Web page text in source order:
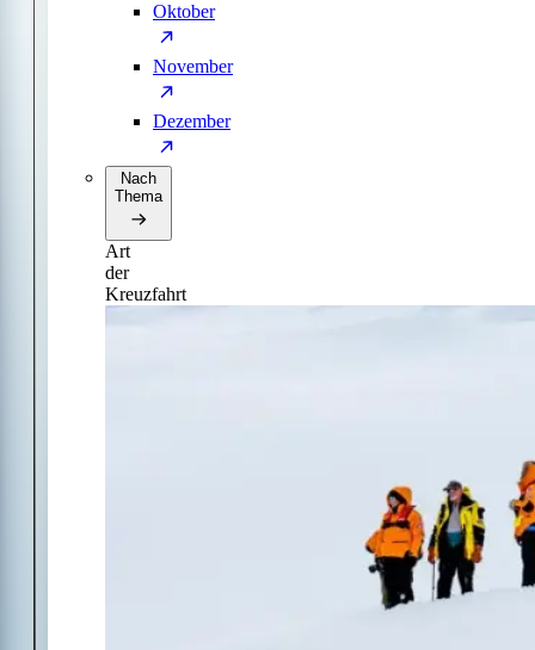
Oktober
November
Dezember
Nach
Thema
Art
der
Kreuzfahrt